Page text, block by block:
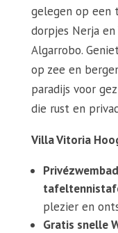
gelegen op een
dorpjes Nerja en
Algarrobo.
op zee en
paradijs voor
die rust en
Villa Vitoria
plezier en
Gratis snelle